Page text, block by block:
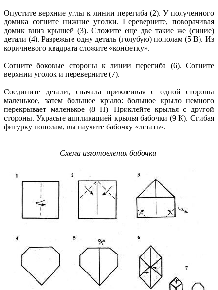
Опустите верхние углы к линии перегиба (2). У полученного
домика согните нижние уголки. Переверните, поворачивая
домик вниз крышей (3). Сложите еще две такие же (синие)
детали (4). Разрежьте одну деталь (голубую) пополам (5 В). Из
коричневого квадрата сложите «конфетку».
Согните боковые стороны к линии перегиба (6). Согните
верхний уголок и переверните (7).
Соедините детали, сначала приклеивая с одной стороны
маленькое, затем большое крыло: большое крыло немного
перекрывает маленькое (8 П). Приклейте крылья с другой
стороны. Украсьте аппликацией крылья бабочки (9 К). Сгибая
фигурку пополам, вы научите бабочку «летать».
Схема изготовления бабочки